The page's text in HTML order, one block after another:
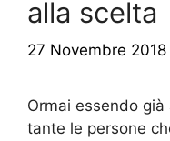
alla scelta
27 Novembre 2018
Ormai essendo
tante le persone